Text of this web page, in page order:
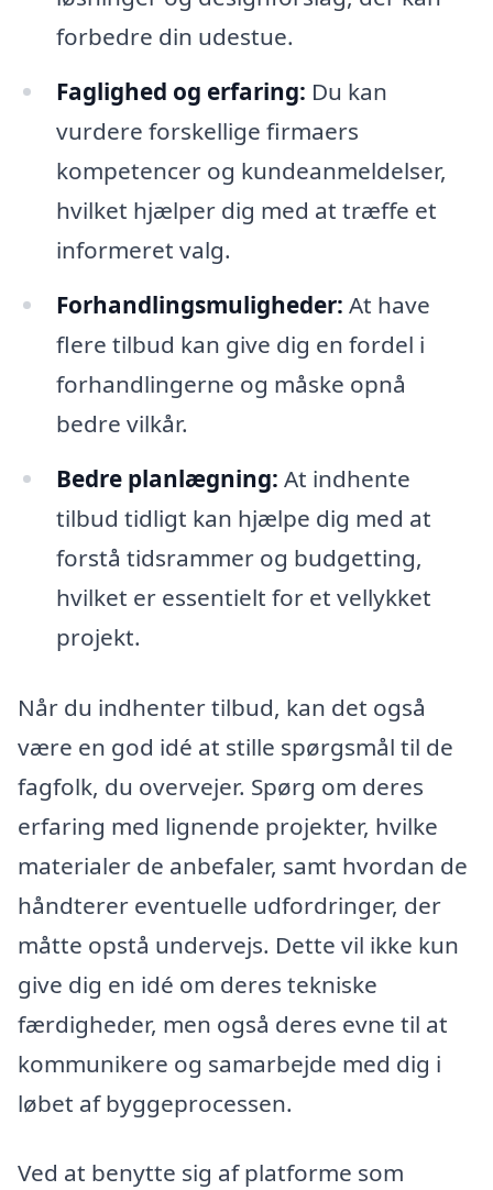
forbedre din udestue.
Faglighed og erfaring: Du kan
vurdere forskellige firmaers
kompetencer og kundeanmeldelser,
hvilket hjælper dig med at træffe et
informeret valg.
Forhandlingsmuligheder: At have
flere tilbud kan give dig en fordel i
forhandlingerne og måske opnå
bedre vilkår.
Bedre planlægning: At indhente
tilbud tidligt kan hjælpe dig med at
forstå tidsrammer og budgetting,
hvilket er essentielt for et vellykket
projekt.
Når du indhenter tilbud, kan det også
være en god idé at stille spørgsmål til de
fagfolk, du overvejer. Spørg om deres
erfaring med lignende projekter, hvilke
materialer de anbefaler, samt hvordan de
håndterer eventuelle udfordringer, der
måtte opstå undervejs. Dette vil ikke kun
give dig en idé om deres tekniske
færdigheder, men også deres evne til at
kommunikere og samarbejde med dig i
løbet af byggeprocessen.
Ved at benytte sig af platforme som